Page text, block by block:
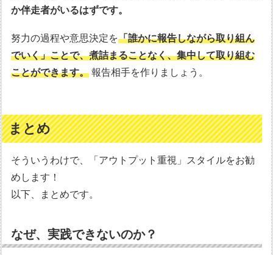
か伴走者がいるはずです。
努力の過程や意思決定を「誰かに報告しながら取り組ん
でいく」ことで、煮詰まることなく、集中して取り組む
ことができます。 報告相手を作りましょう。
まとめ
そういうわけで、「アウトプット重視」スタイルをお勧
めします！
以下、まとめです。
なぜ、実践できないのか？